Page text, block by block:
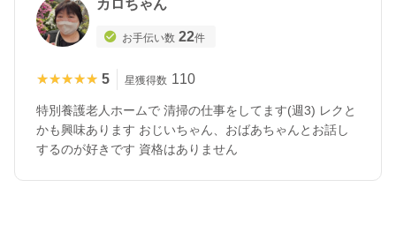
カロちゃん
お手伝い数 22件
★★★★★
★★★★★ 5 星獲得数 110
特別養護老人ホームで 清掃の仕事をしてます(週3) レクと
かも興味あります おじいちゃん、おばあちゃんとお話し
するのが好きです 資格はありません